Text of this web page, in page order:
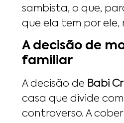
sambista, o que,
que ela tem por ele,
A decisão de
familiar
A decisão de Babi
casa que divide
controverso. A